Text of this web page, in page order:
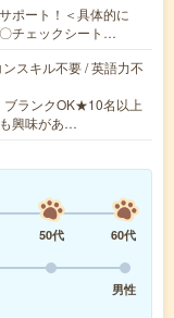
ポート！＜具体的に
チェックシート…
スキル不要 / 英語力不
ランクOK★10名以上
興味があ…
50代
60代
男性